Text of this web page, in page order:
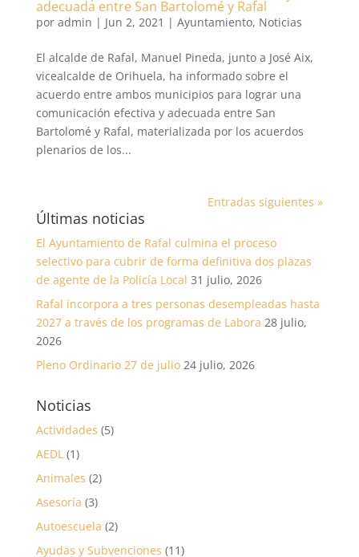
adecuada entre San Bartolomé y Rafal
por admin | Jun 2, 2021 | Ayuntamiento, Noticias
El alcalde de Rafal, Manuel Pineda, junto a José Aix,
vicealcalde de Orihuela, ha informado sobre el
acuerdo entre ambos municipios para lograr una
comunicación efectiva y adecuada entre San
Bartolomé y Rafal, materializada por los acuerdos
plenarios de los...
Entradas siguientes »
Últimas noticias
El Ayuntamiento de Rafal culmina el proceso
selectivo para cubrir de forma definitiva dos plazas
de agente de la Policía Local 31 julio, 2026
Rafal incorpora a tres personas desempleadas hasta
2027 a través de los programas de Labora 28 julio,
2026
Pleno Ordinario 27 de julio 24 julio, 2026
Noticias
Actividades (5)
AEDL(1)
Animales (2)
Asesoría (3)
Autoescuela (2)
Ayudas y Subvenciones (11)